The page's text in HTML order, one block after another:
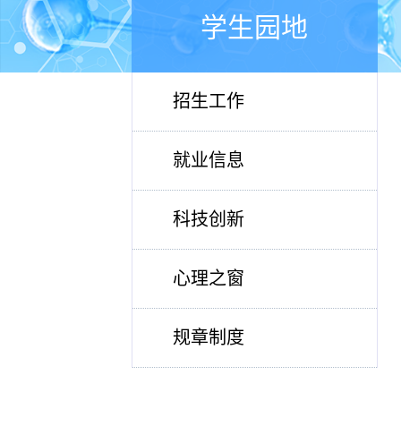
学生园地
招生工作
就业信息
科技创新
心理之窗
规章制度